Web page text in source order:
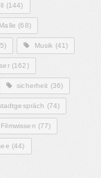
(144)
(68)
Musik (41)
(162)
sicherheit (36)
(74)
(77)
(44)